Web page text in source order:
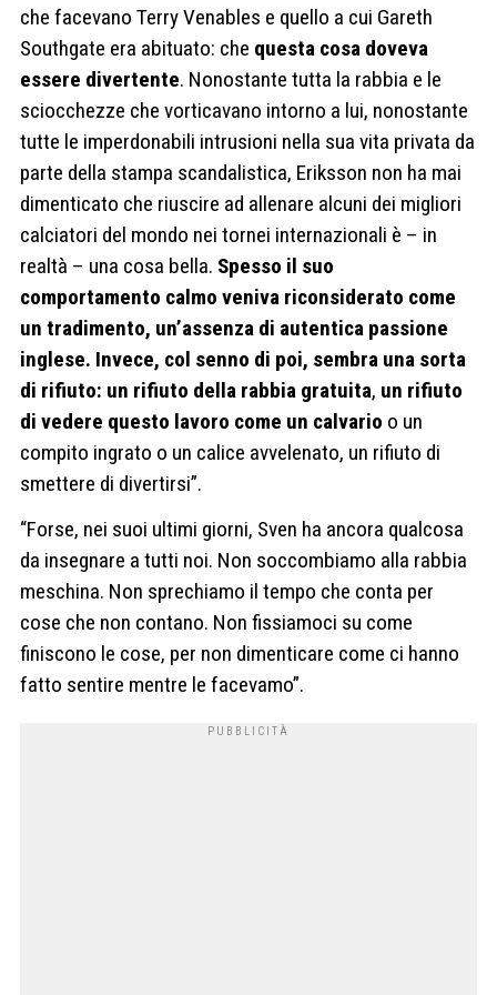
che facevano Terry Venables e quello a cui Gareth
Southgate era abituato: che questa cosa doveva
essere divertente. Nonostante tutta la rabbia e le
sciocchezze che vorticavano intorno a lui, nonostante
tutte le imperdonabili intrusioni nella sua vita privata da
parte della stampa scandalistica, Eriksson non ha mai
dimenticato che riuscire ad allenare alcuni dei migliori
calciatori del mondo nei tornei internazionali è – in
realtà – una cosa bella. Spesso il suo
comportamento calmo veniva riconsiderato come
un tradimento, un’assenza di autentica passione
inglese. Invece, col senno di poi, sembra una sorta
di rifiuto: un rifiuto della rabbia gratuita, un rifiuto
di vedere questo lavoro come un calvario o un
compito ingrato o un calice avvelenato, un rifiuto di
smettere di divertirsi”.
“Forse, nei suoi ultimi giorni, Sven ha ancora qualcosa
da insegnare a tutti noi. Non soccombiamo alla rabbia
meschina. Non sprechiamo il tempo che conta per
cose che non contano. Non fissiamoci su come
finiscono le cose, per non dimenticare come ci hanno
fatto sentire mentre le facevamo”.